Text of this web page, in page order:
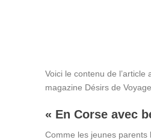
Voici le contenu de l’article
magazine Désirs de Voyage
« En Corse avec
Comme les jeunes parents